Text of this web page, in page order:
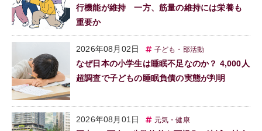
行機能が維持 一方、筋量の維持には栄養も
重要か
2026年08月02日 子ども・部活動
なぜ日本の小学生は睡眠不足なのか？ 4,000人
超調査で子どもの睡眠負債の実態が判明
2026年08月01日 元気・健康